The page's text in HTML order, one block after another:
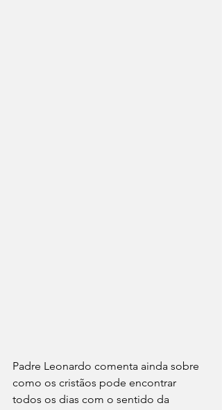
Padre Leonardo comenta ainda sobre
como os cristãos pode encontrar
todos os dias com o sentido da